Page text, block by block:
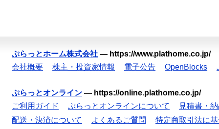
ぷらっとホーム株式会社 — https://www.plathome.co.jp/
会社概要
株主・投資家情報 電子公告 OpenBlocks
ぷらっとオンライン — https://online.plathome.co.jp/
ご利用ガイド
ぷらっとオンラインについて
見積書・
配送・決済について
よくあるご質問
特定商取引法に